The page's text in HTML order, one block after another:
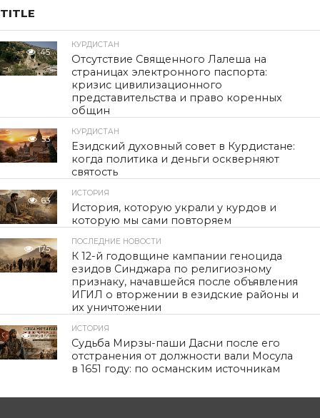
TITLE
45
КУРДИСТАН
Отсутствие Священного Лалеша на
страницах электронного паспорта:
кризис цивилизационного
представительства и право коренных
общин
53
КУРДИСТАН
Езидский духовный совет в Курдистане:
когда политика и деньги оскверняют
святость
63
ИСТОРИЯ
История, которую украли у курдов и
которую мы сами повторяем
175
ПОСЛЕДНИЕ НОВОСТИ
К 12-й годовщине кампании геноцида
езидов Синджара по религиозному
признаку, начавшейся после объявления
ИГИЛ о вторжении в езидские районы и
их уничтожении
204
ИСТОРИЯ
Судьба Мирзы-паши Дасни после его
отстранения от должности вали Мосула
в 1651 году: по османским источникам